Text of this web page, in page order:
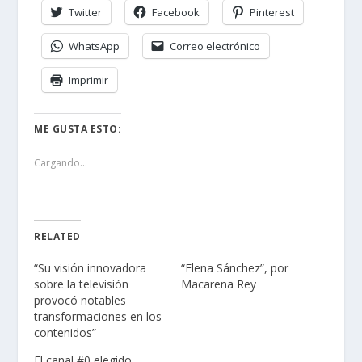
Twitter Facebook Pinterest
WhatsApp Correo electrónico
Imprimir
ME GUSTA ESTO:
Cargando...
RELATED
“Su visión innovadora
sobre la televisión
provocó notables
transformaciones en los
contenidos”
“Elena Sánchez”, por
Macarena Rey